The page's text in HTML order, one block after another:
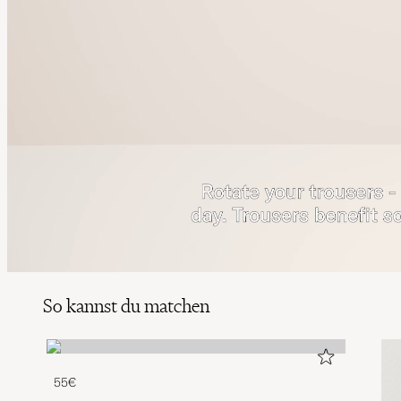
So kannst du matchen
55€